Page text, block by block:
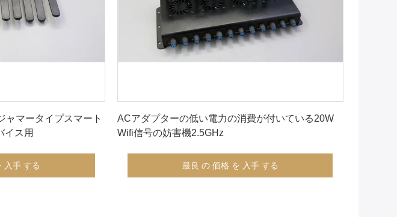
ャマータイプスマート
イス用
入手 する
ACアダプターの低い電力の消費が付いている20W
Wifi信号の妨害機2.5GHz
最良 の 価格 を 入手 する